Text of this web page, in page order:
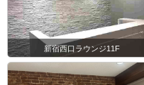
新宿西口ラウンジ11F